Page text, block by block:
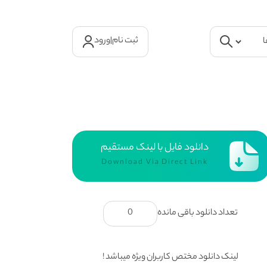
ثبت نام|ورود
دانلود فایل با لینک مستقیم
Download Via Direct Link
تعداد دانلود باقی مانده 0
لینک دانلود مختص کاربران ویژه میباشد !